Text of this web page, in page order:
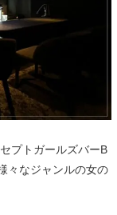
プトガールズバーB
々なジャンルの女の